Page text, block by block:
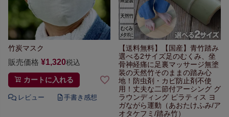
竹炭マスク
販売価格 ¥1,320税込
カートに入れる
【送料無料】【国産】青竹踏み
選べる2サイズ足のむくみ、坐
骨神経痛に足裏マッサージ無塗
装の天然竹そのままの踏み心
地！ 防虫剤・カビ防止剤不使
用！丈夫な二節付アーシング グ
ラウンディング ピラティス ヨ
ガながら運動 （あおたけふみ/ア
オタケフミ/踏み竹）